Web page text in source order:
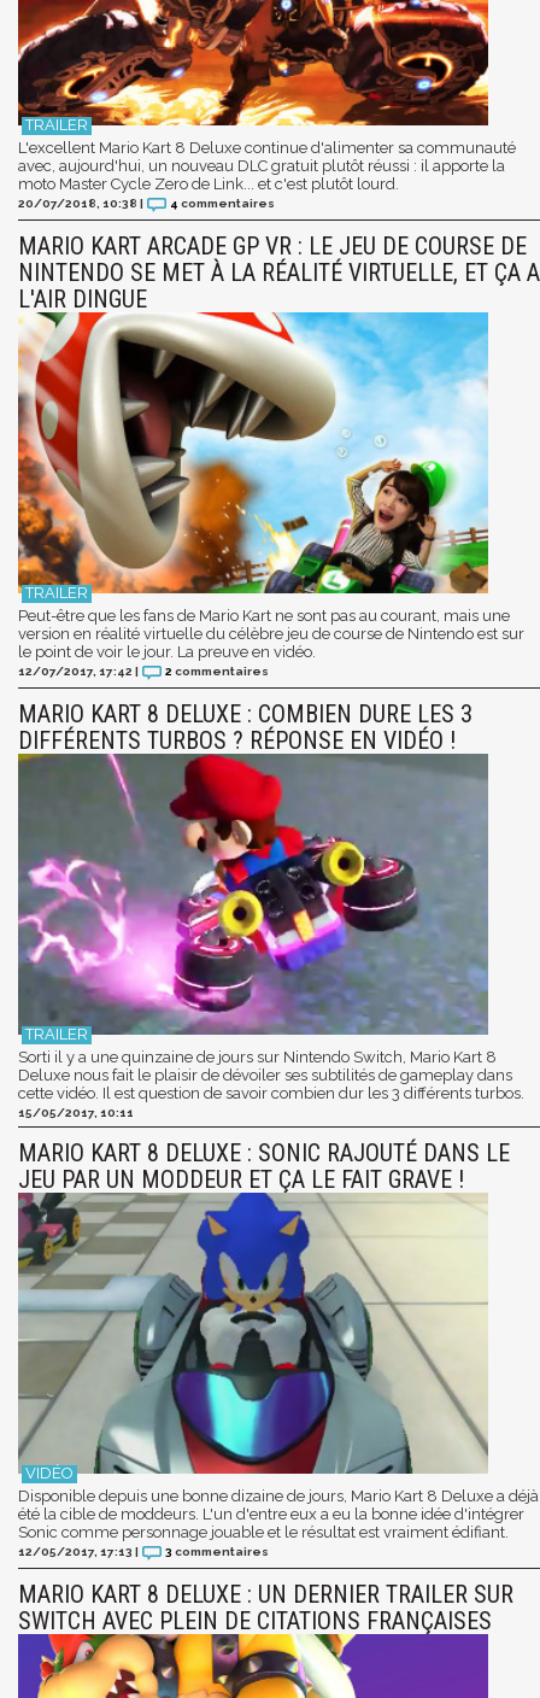
L'excellent Mario Kart 8 Deluxe continue d'alimenter sa communauté
avec, aujourd'hui, un nouveau DLC gratuit plutôt réussi : il apporte la
moto Master Cycle Zero de Link... et c'est plutôt lourd.
20/07/2018, 10:38 | 4 commentaires
MARIO KART ARCADE GP VR : LE JEU DE COURSE DE
NINTENDO SE MET À LA RÉALITÉ VIRTUELLE, ET ÇA A
L'AIR DINGUE
Peut-être que les fans de Mario Kart ne sont pas au courant, mais une
version en réalité virtuelle du célèbre jeu de course de Nintendo est sur
le point de voir le jour. La preuve en vidéo.
12/07/2017, 17:42 | 2 commentaires
MARIO KART 8 DELUXE : COMBIEN DURE LES 3
DIFFÉRENTS TURBOS ? RÉPONSE EN VIDÉO !
Sorti il y a une quinzaine de jours sur Nintendo Switch, Mario Kart 8
Deluxe nous fait le plaisir de dévoiler ses subtilités de gameplay dans
cette vidéo. Il est question de savoir combien dur les 3 différents turbos.
15/05/2017, 10:11
MARIO KART 8 DELUXE : SONIC RAJOUTÉ DANS LE
JEU PAR UN MODDEUR ET ÇA LE FAIT GRAVE !
Disponible depuis une bonne dizaine de jours, Mario Kart 8 Deluxe a déjà
été la cible de moddeurs. L'un d'entre eux a eu la bonne idée d'intégrer
Sonic comme personnage jouable et le résultat est vraiment édifiant.
12/05/2017, 17:13 | 3 commentaires
MARIO KART 8 DELUXE : UN DERNIER TRAILER SUR
SWITCH AVEC PLEIN DE CITATIONS FRANÇAISES